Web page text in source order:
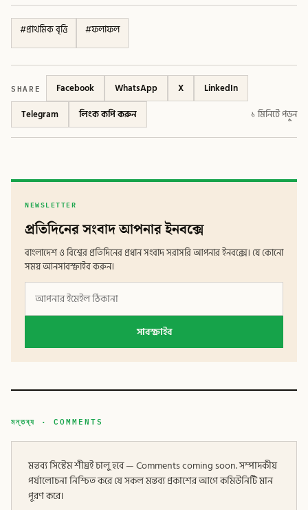
#প্রাথমিক বৃত্তি #ফলাফল
SHARE Facebook WhatsApp X
LinkedIn
Telegram
লিংক কপি করুন ১ মিনিটে পড়ুন
NEWSLETTER
প্রতিদিনের সংবাদ আপনার ইনবক্সে
বাংলাদেশ ও বিশ্বের প্রতিদিনের প্রধান সংবাদ সরাসরি আপনার ইনবক্সে। যে কোনো
সময় আনসাবস্ক্রাইব করুন।
সাবস্ক্রাইব
মন্তব্য · COMMENTS
মন্তব্য সিস্টেম শীঘ্রই চালু হবে — Comments coming soon. সম্পাদকীয়
পর্যালোচনা নিশ্চিত করে যে সকল মন্তব্য প্রকাশের আগে কমিউনিটি মান
পূরণ করে।